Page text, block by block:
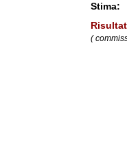
Stima:
(